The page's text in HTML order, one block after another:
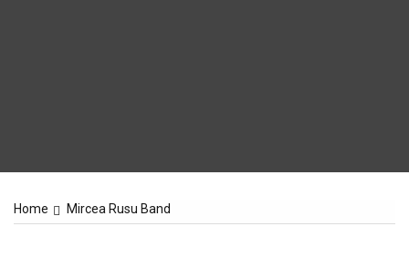
Home Mircea Rusu Band